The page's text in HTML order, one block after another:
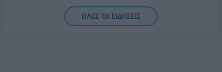
ΟΛΕΣ ΟΙ ΕΙΔΗΣΕΙΣ